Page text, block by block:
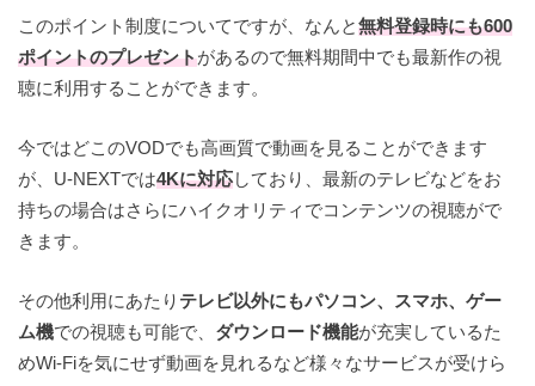
このポイント制度についてですが、なんと無料登録時にも600
ポイントのプレゼントがあるので無料期間中でも最新作の視
聴に利用することができます。
今ではどこのVODでも高画質で動画を見ることができます
が、U-NEXTでは4Kに対応しており、最新のテレビなどをお
持ちの場合はさらにハイクオリティでコンテンツの視聴がで
きます。
その他利用にあたり テレビ以外にもパソコン、スマホ、ゲー
ム機での視聴も可能で、 ダウンロード機能が充実しているた
めWi-Fiを気にせず動画を見れるなど様々なサービスが受けら